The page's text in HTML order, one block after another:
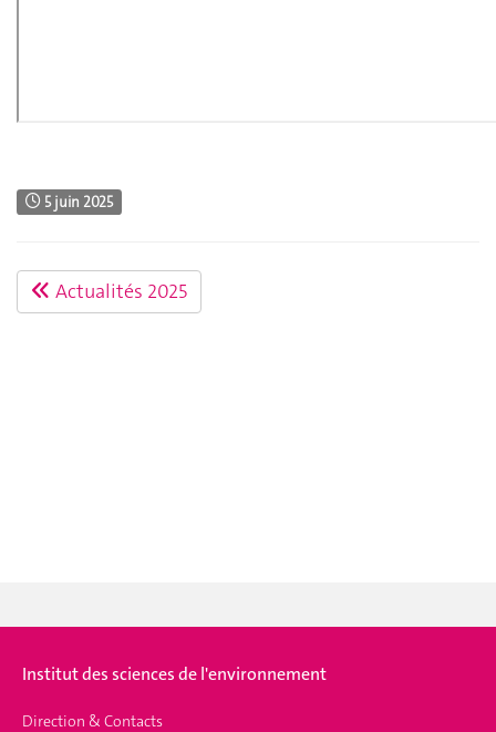
5 juin 2025
Actualités 2025
Institut des sciences de l'environnement
Direction & Contacts